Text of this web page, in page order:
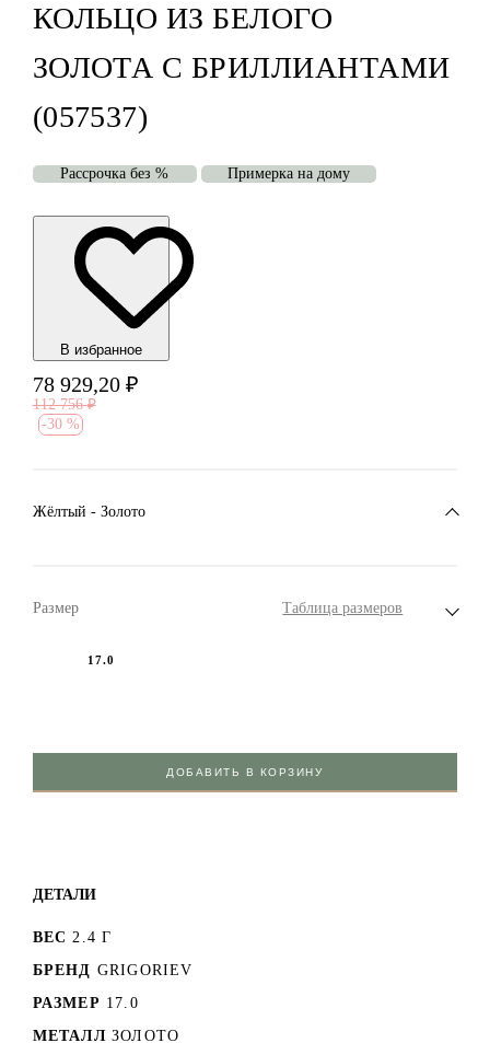
КОЛЬЦО ИЗ БЕЛОГО
ЗОЛОТА С БРИЛЛИАНТАМИ
(057537)
Рассрочка без % Примерка на дому
В избранноe
78 929,20 ₽
112 756 ₽
-30 %
Жёлтый - Золото
Размер Таблица размеров
17.0
ДОБАВИТЬ В КОРЗИНУ
ДЕТАЛИ
ВЕС 2.4 Г
БРЕНД GRIGORIEV
РАЗМЕР 17.0
МЕТАЛЛ ЗОЛОТО